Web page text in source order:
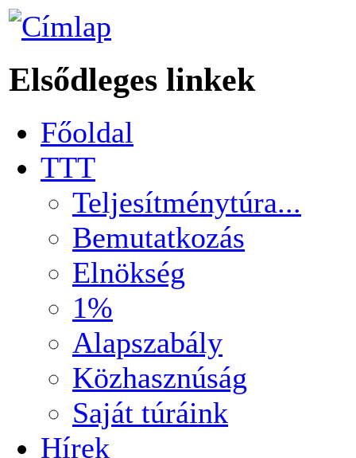
Elsődleges linkek
Főoldal
TTT
Teljesítménytúra...
Bemutatkozás
Elnökség
1%
Alapszabály
Közhasznúság
Saját túráink
Hírek